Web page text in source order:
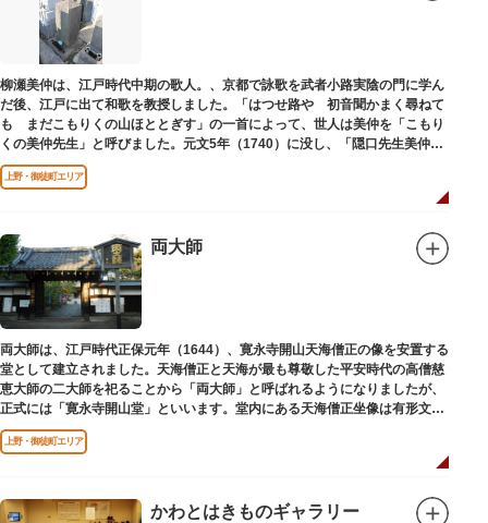
柳瀬美仲は、江戸時代中期の歌人。、京都で詠歌を武者小路実陰の門に学ん
だ後、江戸に出て和歌を教授しました。「はつせ路や 初音聞かまく尋ねて
も まだこもりくの山ほととぎす」の一首によって、世人は美仲を「こもり
くの美仲先生」と呼びました。元文5年（1740）に没し、「隠口先生美仲甫
之墓」と刻まれた墓が教證寺（きょうしょうじ）にあります。
上野・御徒町エリア
両大師
両大師は、江戸時代正保元年（1644）、寛永寺開山天海僧正の像を安置する
堂として建立されました。天海僧正と天海が最も尊敬した平安時代の高僧慈
恵大師の二大師を祀ることから「両大師」と呼ばれるようになりましたが、
正式には「寛永寺開山堂」といいます。堂内にある天海僧正坐像は有形文化
財に指定されています。
上野・御徒町エリア
かわとはきものギャラリー